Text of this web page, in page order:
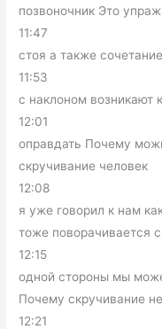
позвоночник Это
11:47
стоя а также
11:53
с наклоном
12:01
оправдать Почему
скручивание человек
12:08
я уже говорил к нам
тоже поворачивается с
12:15
одной стороны мы
Почему скручивание
12:21